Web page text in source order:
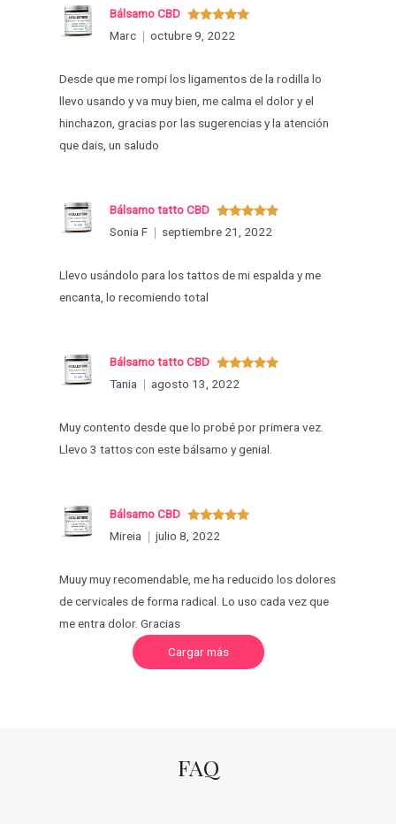
Valorado
con5de 5
Bálsamo CBD
Marc
octubre 9, 2022
Desde que me rompi los ligamentos de la rodilla lo
llevo usando y va muy bien, me calma el dolor y el
hinchazon, gracias por las sugerencias y la atención
que dais, un saludo
Valorado
con 5de 5
Bálsamo tatto CBD
Sonia F
septiembre 21, 2022
Llevo usándolo para los tattos de mi espalda y me
encanta, lo recomiendo total
Valorado
con
Bálsamo tatto CBD
Tania
agosto 13, 2022
Muy contento desde que lo probé por primera vez.
Llevo 3 tattos con este bálsamo y genial.
Valorado
con5de 5
Bálsamo CBD
Mireia
julio 8, 2022
Muuy muy recomendable, me ha reducido los dolores
de cervicales de forma radical. Lo uso cada vez que
me entra dolor. Gracias
Cargar másC
r
FAQ